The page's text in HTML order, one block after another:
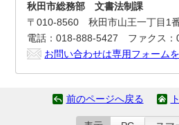
秋田市総務部 文書法制課
〒010-8560 秋田市山王一丁目1
電話：018-888-5427 ファクス：
お問い合わせは専用フォーム
前のページへ戻る